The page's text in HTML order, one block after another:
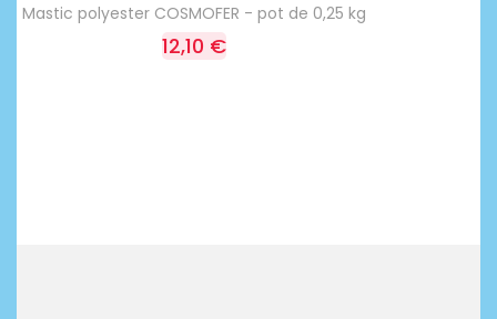
Mastic polyester COSMOFER - pot de 0,25 kg
12,10 €